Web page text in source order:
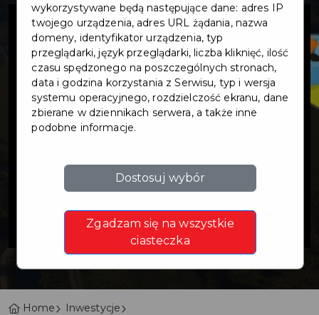
Ścieżka zdrowia
Via Ambra przy
Osiedlu
Mickiewicza (ul.
Podkomorzego)
nad Radunią
Home
Inwestycje
wykorzystywane będą następujące dane: adres IP
twojego urządzenia, adres URL żądania, nazwa
domeny, identyfikator urządzenia, typ
przeglądarki, język przeglądarki, liczba kliknięć, ilość
czasu spędzonego na poszczególnych stronach,
data i godzina korzystania z Serwisu, typ i wersja
systemu operacyjnego, rozdzielczość ekranu, dane
zbierane w dziennikach serwera, a także inne
podobne informacje.
Dostosuj wybór
Zgadzam się na wszystkie
ciasteczka